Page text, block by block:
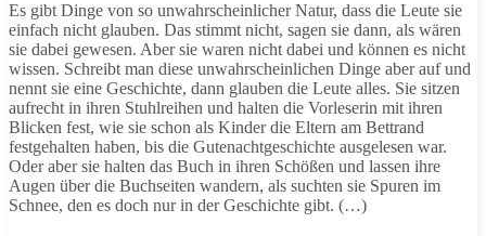
Es gibt Dinge von so unwahrscheinlicher Natur, dass die Leute sie
einfach nicht glauben. Das stimmt nicht, sagen sie dann, als wären
sie dabei gewesen. Aber sie waren nicht dabei und können es nicht
wissen. Schreibt man diese unwahrscheinlichen Dinge aber auf und
nennt sie eine Geschichte, dann glauben die Leute alles. Sie sitzen
aufrecht in ihren Stuhlreihen und halten die Vorleserin mit ihren
Blicken fest, wie sie schon als Kinder die Eltern am Bettrand
festgehalten haben, bis die Gutenachtgeschichte ausgelesen war.
Oder aber sie halten das Buch in ihren Schößen und lassen ihre
Augen über die Buchseiten wandern, als suchten sie Spuren im
Schnee, den es doch nur in der Geschichte gibt. (…)